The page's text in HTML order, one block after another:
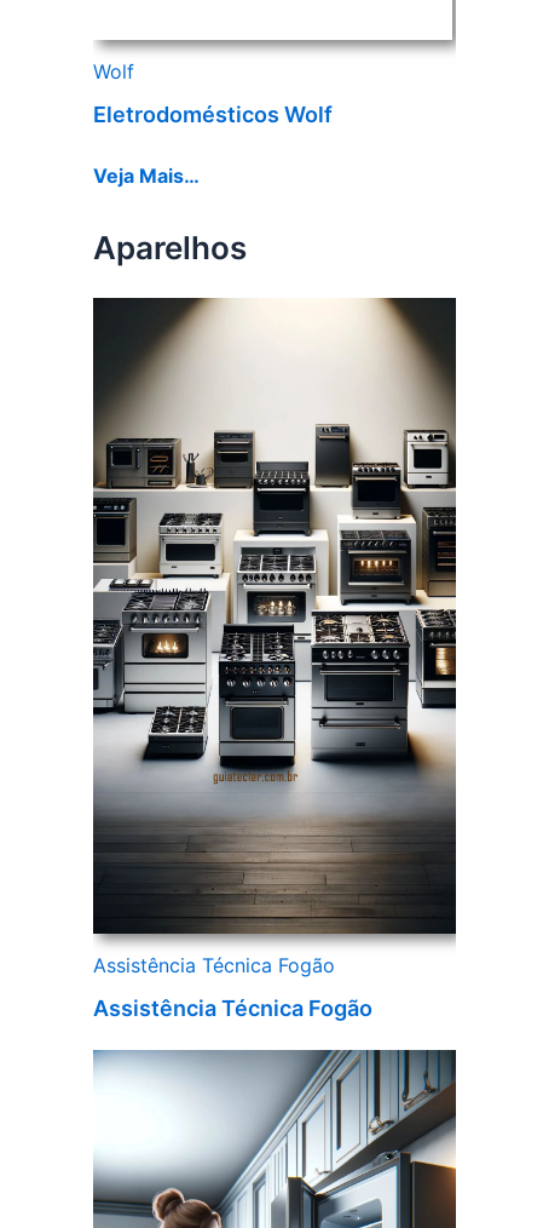
Wolf
Eletrodomésticos Wolf
Veja Mais…
Aparelhos
Assistência Técnica Fogão
Assistência Técnica Fogão